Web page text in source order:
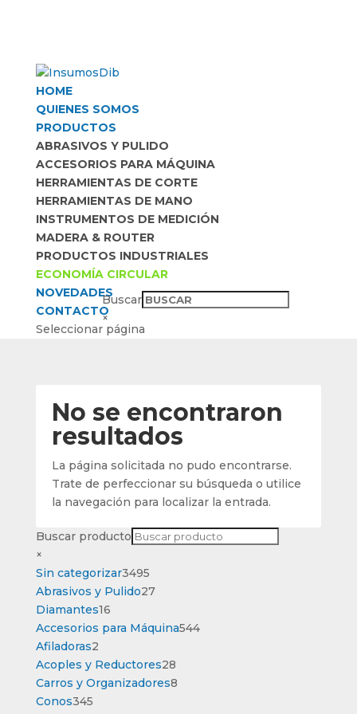
HOME
QUIENES SOMOS
PRODUCTOS
ABRASIVOS Y PULIDO
ACCESORIOS PARA MÁQUINA
HERRAMIENTAS DE CORTE
HERRAMIENTAS DE MANO
INSTRUMENTOS DE MEDICIÓN
MADERA & ROUTER
PRODUCTOS INDUSTRIALES
ECONOMÍA CIRCULAR
NOVEDADES
CONTACTO
Seleccionar página
Buscar
×
No se encontraron
resultados
La página solicitada no pudo encontrarse.
Trate de perfeccionar su búsqueda o utilice
la navegación para localizar la entrada.
Buscar producto
×
Sin categorizar34953495
productos
Abrasivos y Pulido2727
Diamantes1616
productos
Accesorios para Máquina544544
Afiladoras22
productos
Acoples y Reductores2828
productos
Carros y Organizadores88
Conos345345